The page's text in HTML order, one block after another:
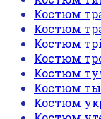
Костюм
Костюм
Костюм
Костюм
Костюм
Костюм
Костюм